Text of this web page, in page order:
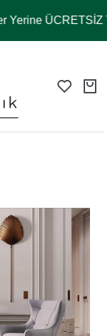
Yerine ÜCRETSİZ